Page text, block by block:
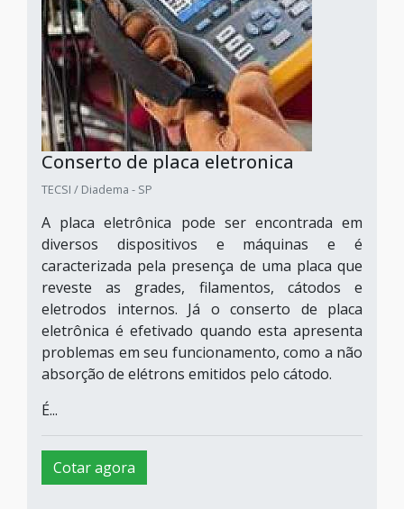
Conserto de placa eletronica
TECSI / Diadema - SP
A placa eletrônica pode ser encontrada em
diversos dispositivos e máquinas e é
caracterizada pela presença de uma placa que
reveste as grades, filamentos, cátodos e
eletrodos internos. Já o conserto de placa
eletrônica é efetivado quando esta apresenta
problemas em seu funcionamento, como a não
absorção de elétrons emitidos pelo cátodo.
É...
Cotar agora